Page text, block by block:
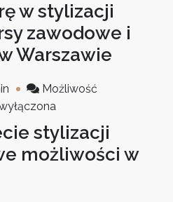
w stylizacji
zawodowe i
Warszawie
Możliwość
stylizacji
możliwości w